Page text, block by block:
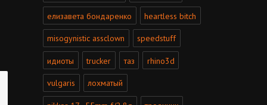
елизавета бондаренко heartless bitch
misogynistic assclown speedstuff
идиоты trucker таз rhino3d
vulgaris лохматый